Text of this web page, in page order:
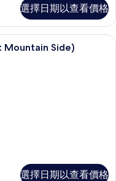
選擇日期以查看價格
房 (Japanese Room w/Toilet
Mountain Side)
選擇日期以查看價格